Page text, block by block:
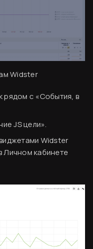
Widster
рядом с «События, в
JS цели».
Widster
Личном кабинете